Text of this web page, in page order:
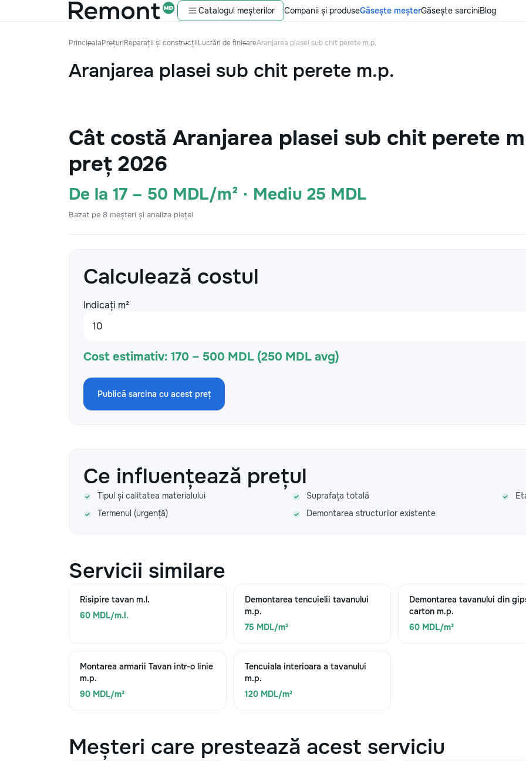
Catalogul meșterilor Companii și produseGăsește meșterGăsește sarciniBlog
PrincipalaPrețuriReparații și construcțiiLucrări de finisareAranjarea plasei sub chit perete m.p.
Aranjarea plasei sub chit perete m.p.
Cât costă Aranjarea plasei sub chit perete
preț 2026
De la 17 – 50 MDL/m² · Mediu 25 MDL
Bazat pe 8 meșteri și analiza pieței
Calculează costul
Indicați m²
Cost estimativ: 170 – 500 MDL (250 MDL avg)
Publică sarcina cu acest preț
Ce influențează prețul
Tipul și calitatea materialului Suprafața totală
Termenul (urgență)
Demontarea structurilor existente
Servicii similare
Risipire tavan m.l.
60 MDL/m.l.
Demontarea tencuielii tavanului
m.p.
75 MDL/m²
Demontarea tavanului din
carton m.p.
60 MDL/m²
Montarea armarii Tavan intr-o linie
m.p.
90 MDL/m²
Tencuiala interioara a tavanului
m.p.
120 MDL/m²
Meșteri care prestează acest serviciu